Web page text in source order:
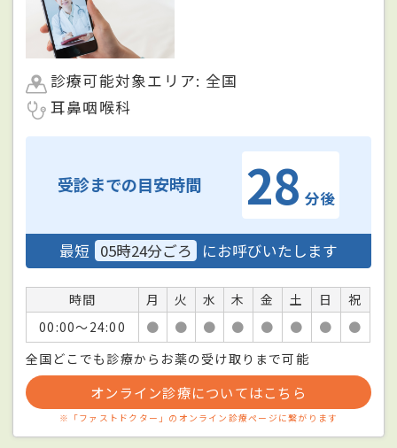
診療可能対象エリア: 全国
耳鼻咽喉科
受診までの目安時間 28 分後
最短 05時24分ごろ にお呼びいたします
時間 月 火 水 木 金 土 日
祝
00:00〜24:00
● ● ● ● ● ● ●
●
全国どこでも診療からお薬の受け取りまで可能
オンライン診療についてはこちら
※「ファストドクター」のオンライン診療ページに繋がります